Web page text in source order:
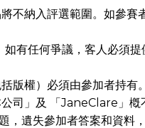
不納入評選範圍。如參賽
有任何爭議，客人必須
版權）必須由參加者持有
司」及 「JaneClare」槪
遺失參加者答案和資料